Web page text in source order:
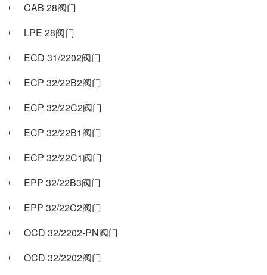
CAB 28阀门
LPE 28阀门
ECD 31/2202阀门
ECP 32/22B2阀门
ECP 32/22C2阀门
ECP 32/22B1阀门
ECP 32/22C1阀门
EPP 32/22B3阀门
EPP 32/22C2阀门
OCD 32/2202-PN阀门
OCD 32/2202阀门